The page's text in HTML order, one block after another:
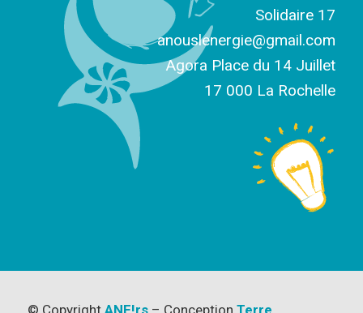
Solidaire 17
anouslenergie@gmail.com
Agora Place du 14 Juillet
17 000 La Rochelle